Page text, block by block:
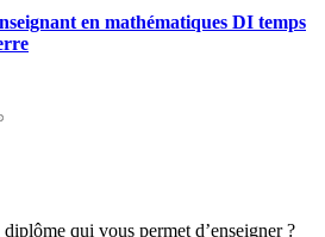
en mathématiques DI temps
qui vous permet d’enseigner ?